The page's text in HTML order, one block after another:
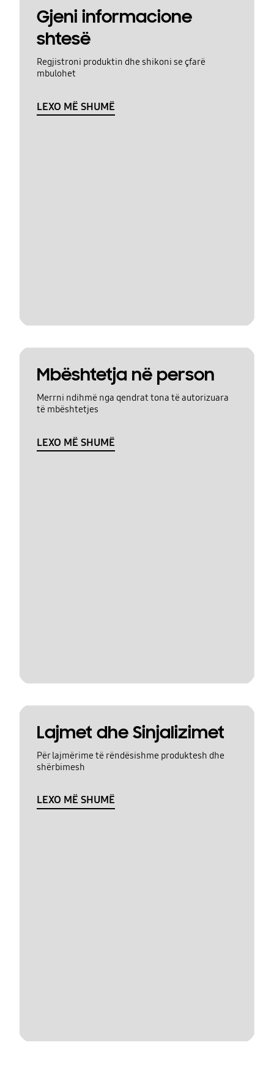
Gjeni informacione
shtesë
Regjistroni produktin dhe shikoni se çfarë
mbulohet
LEXO MË SHUMË
Mbështetja në person
Merrni ndihmë nga qendrat tona të autorizuara
të mbështetjes
LEXO MË SHUMË
Lajmet dhe Sinjalizimet
Për lajmërime të rëndësishme produktesh dhe
shërbimesh
LEXO MË SHUMË